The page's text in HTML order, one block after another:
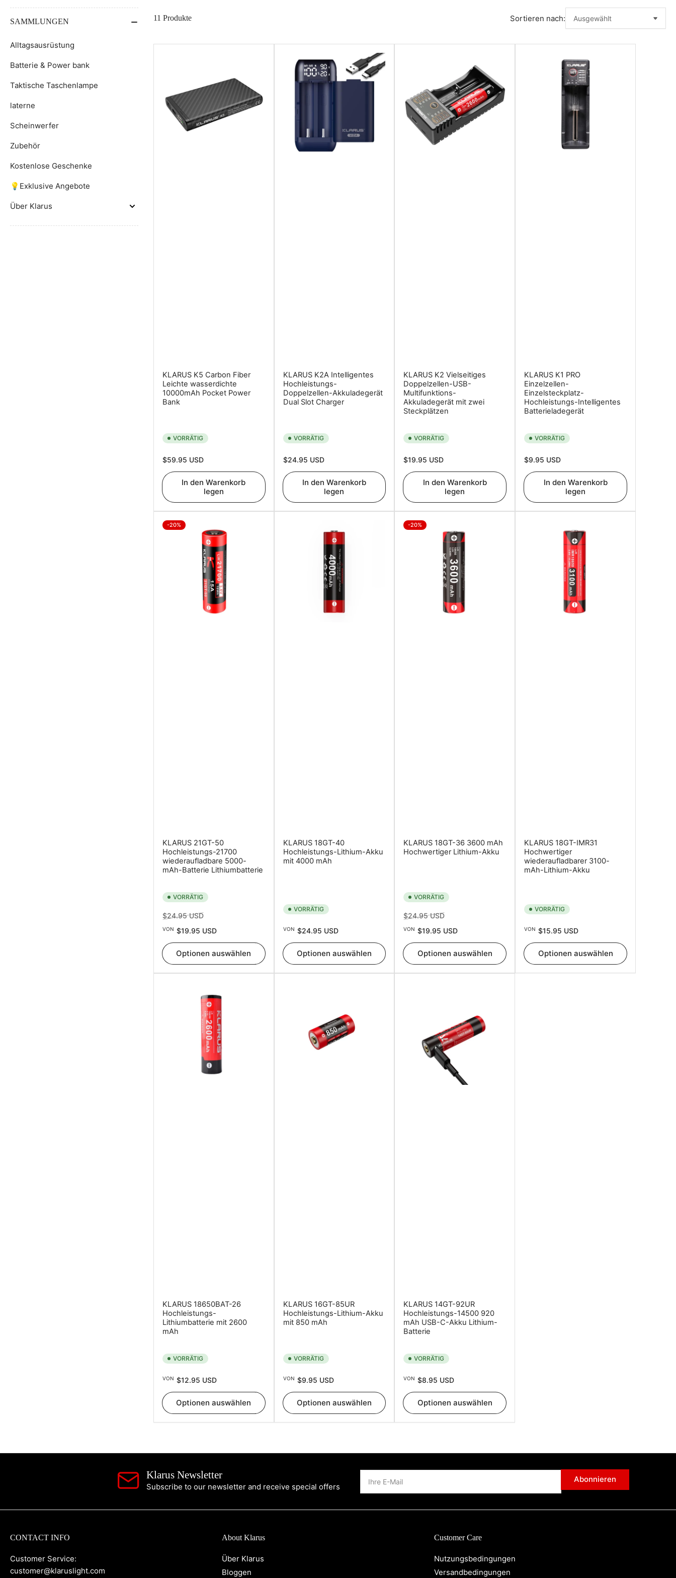
SAMMLUNGEN
Alltagsausrüstung
Batterie & Power bank
Taktische Taschenlampe
laterne
Scheinwerfer
Zubehör
Kostenlose Geschenke
💡Exklusive Angebote
Über Klarus
Sortieren nach:
11 Produkte
KLARUS K5 Carbon Fiber
Leichte wasserdichte
10000mAh Pocket Power
Bank
VORRÄTIG
Normaler
$59.95 USD
In den Warenkorb
legen
KLARUS K2A Intelligentes
Hochleistungs-
Doppelzellen-Akkuladegerät
Dual Slot Charger
VORRÄTIG
Normaler
$24.95 USD
In den Warenkorb
legen
KLARUS K2 Vielseitiges
Doppelzellen-USB-
Multifunktions-
Akkuladegerät mit zwei
Steckplätzen
VORRÄTIG
Normaler
$19.95 USD
In den Warenkorb
legen
KLARUS K1 PRO
Einzelzellen-
Einzelsteckplatz-
Hochleistungs-Intelligentes
Batterieladegerät
VORRÄTIG
Normaler
$9.95 USD
In den Warenkorb
legen
-20%
KLARUS 21GT-50
Hochleistungs-21700
wiederaufladbare 5000-
mAh-Batterie Lithiumbatterie
VORRÄTIG
Normaler
Preis
$24.95 USDAusverkaufspreis
VON $19.95 USD
Optionen auswählen
KLARUS 18GT-40
Hochleistungs-Lithium-Akku
mit 4000 mAh
VORRÄTIG
Normaler
VON $24.95 USD
Optionen auswählen
-20%
KLARUS 18GT-36 3600 mAh
Hochwertiger Lithium-Akku
VORRÄTIG
Normaler
Preis
$24.95 USDAusverkaufspreis
VON $19.95 USD
Optionen auswählen
KLARUS 18GT-IMR31
Hochwertiger
wiederaufladbarer 3100-
mAh-Lithium-Akku
VORRÄTIG
Normaler
VON $15.95 USD
Optionen auswählen
KLARUS 18650BAT-26
Hochleistungs-
Lithiumbatterie mit 2600
mAh
VORRÄTIG
Normaler
VON $12.95 USD
Optionen auswählen
KLARUS 16GT-85UR
Hochleistungs-Lithium-Akku
mit 850 mAh
VORRÄTIG
Normaler
VON $9.95 USD
Optionen auswählen
KLARUS 14GT-92UR
Hochleistungs-14500 920
mAh USB-C-Akku Lithium-
Batterie
VORRÄTIG
Normaler
VON $8.95 USD
Optionen auswählen
Klarus Newsletter
Subscribe to our newsletter and receive special offers
Mail
Abonnieren
CONTACT INFO
Customer Service:
customer@klaruslight.com
About Klarus
Über Klarus
Bloggen
Customer Care
Nutzungsbedingungen
Versandbedingungen